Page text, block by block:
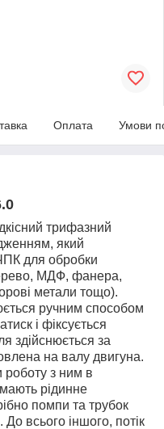
Оплата Умови
трифазний
який
для обробки
МДФ, фанера,
метали тощо).
ручним способом
і фіксується
здійснюється за
на валу двигуна.
роботу з ним в
рідинне
помпи та трубок
всього іншого, потік